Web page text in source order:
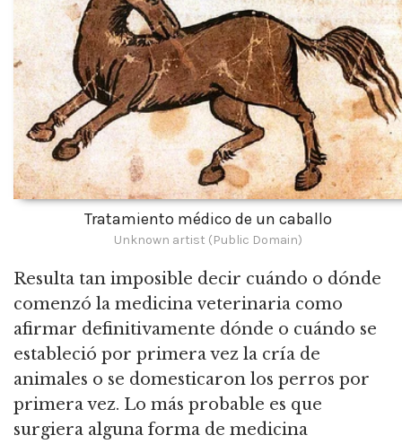
Tratamiento médico de un caballo
Unknown artist (Public Domain)
Resulta tan imposible decir cuándo o dónde
comenzó la medicina veterinaria como
afirmar definitivamente dónde o cuándo se
estableció por primera vez la cría de
animales o se domesticaron los perros por
primera vez. Lo más probable es que
surgiera alguna forma de medicina